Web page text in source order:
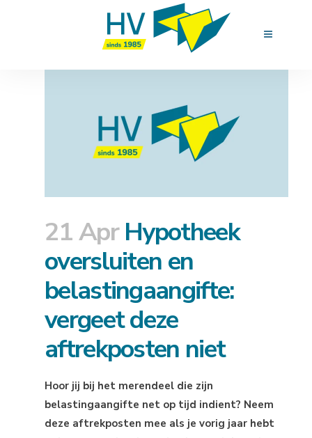
21 AprHypotheek
oversluiten en
belastingaangifte:
vergeet deze
aftrekposten niet
Hoor jij bij het merendeel die zijn
belastingaangifte net op tijd indient? Neem
deze aftrekposten mee als je vorig jaar hebt